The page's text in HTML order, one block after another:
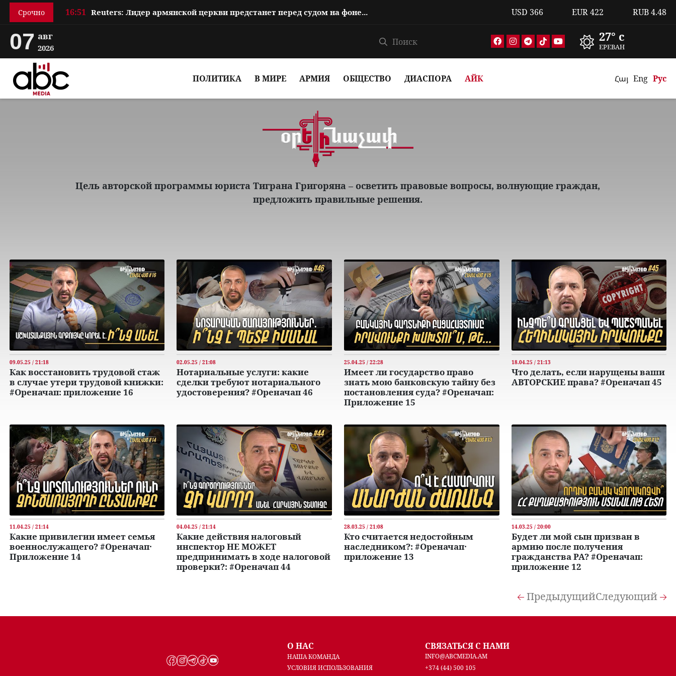
Срочно 16:51 Reuters: Лидер армянской церкви предстанет перед судом на фоне обострени... USD 366 EUR422 RUB4.48
07 авг
2026
27° c
ЕРЕВАН
ПОЛИТИКА В МИРЕ АРМИЯ ОБЩЕСТВО ДИАСПОРА АЙК Հայ Eng Рус
Цель авторской программы юриста Тиграна Григоряна – осветить правовые вопросы, волнующие граждан,
предложить правильные решения.
09.05.25 / 21:18
Как восстановить трудовой стаж
в случае утери трудовой книжки:
#Ореначап: приложение 16
02.05.25 / 21:08
Нотариальные услуги: какие
сделки требуют нотариального
удостоверения? #Ореначап 46
25.04.25 / 22:28
Имеет ли государство право
знать мою банковскую тайну без
постановления суда? #Ореначап:
Приложение 15
18.04.25 / 21:13
Что делать, если нарущены ваши
АВТОРСКИЕ права? #Ореначап 45
11.04.25 / 21:14
Какие привилегии имеет семья
военнослужащего? #Ореначап․
Приложение 14
04.04.25 / 21:14
Какие действия налоговый
инспектор НЕ МОЖЕТ
предпринимать в ходе налоговой
проверки?: #Ореначап 44
28.03.25 / 21:08
Кто считается недостойным
наследником?: #Ореначап․
приложение 13
14.03.25 / 20:00
Будет ли мой сын призван в
армию после получения
гражданства РА? #Ореначап:
приложение 12
ПредыдущийСледующий
О НАС
НАША КОМАНДА
УСЛОВИЯ ИСПОЛЬЗОВАНИЯ
СВЯЗАТЬСЯ С НАМИ
INFO@ABCMEDIA.AM
+374 (44) 500 105